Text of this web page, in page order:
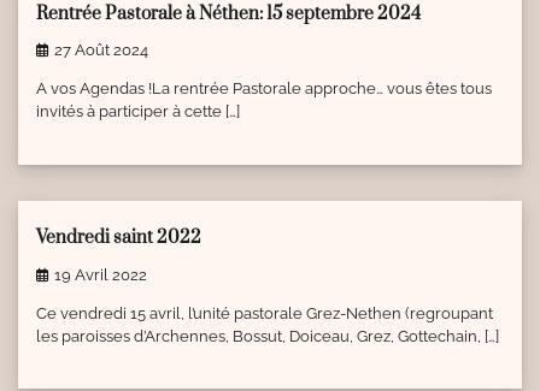
Rentrée Pastorale à Néthen: 15 septembre 2024
27 Août 2024
A vos Agendas !La rentrée Pastorale approche… vous êtes tous
invités à participer à cette […]
Vendredi saint 2022
19 Avril 2022
Ce vendredi 15 avril, l’unité pastorale Grez-Nethen (regroupant
les paroisses d’Archennes, Bossut, Doiceau, Grez, Gottechain, […]